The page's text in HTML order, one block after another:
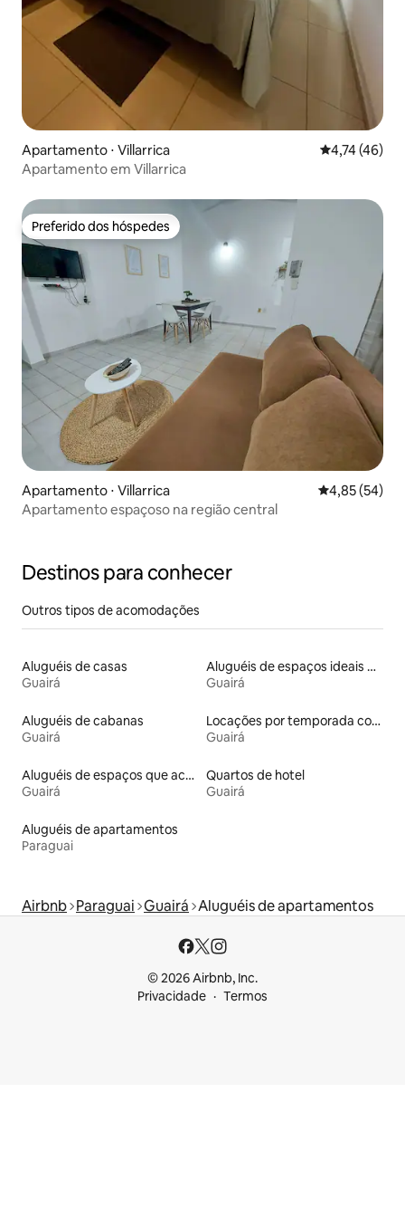
Apartamento ⋅ Villarrica 4,74 de uma
4,74 (46)
Apartamento em Villarrica
Preferido dos hóspedes
Preferido dos hóspedes
Apartamento ⋅ Villarrica 4,85 de uma
4,85 (54)
Apartamento espaçoso na região central
Destinos para conhecer
Outros tipos de acomodações
Aluguéis de casas
Guairá
Aluguéis de espaços ideais para famílias
Guairá
Aluguéis de cabanas
Guairá
Locações por temporada com piscina
Guairá
Aluguéis de espaços que aceitam animais de estimação
Guairá
Quartos de hotel
Guairá
Aluguéis de apartamentos
Paraguai
Airbnb Paraguai Guairá Aluguéis de apartamentos
© 2026 Airbnb, Inc.
Privacidade
Termos